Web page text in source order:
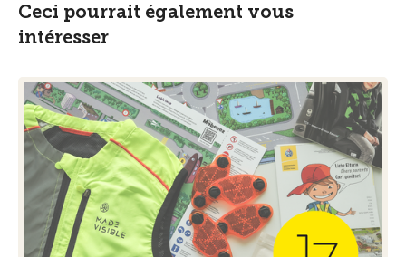
Ceci pourrait également vous
intéresser